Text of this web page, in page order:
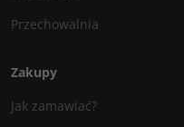
Przechowalnia
Zakupy
Jak zamawiać?